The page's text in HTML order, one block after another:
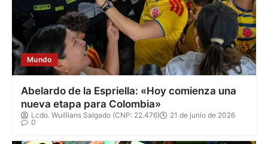
Mundo
Abelardo de la Espriella: «Hoy comienza una
nueva etapa para Colombia»
Lcdo. Wuillians Salgado (CNP: 22.476)
21 de junio de 2026
0